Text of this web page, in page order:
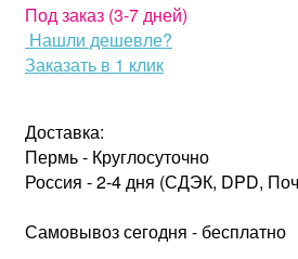
Под заказ (3-7 дней)
Нашли дешевле?
Заказать в 1 клик
Доставка:
Пермь - Круглосуточно
Россия - 2-4 дня (СДЭК, DPD,
Самовывоз сегодня - бесплатно